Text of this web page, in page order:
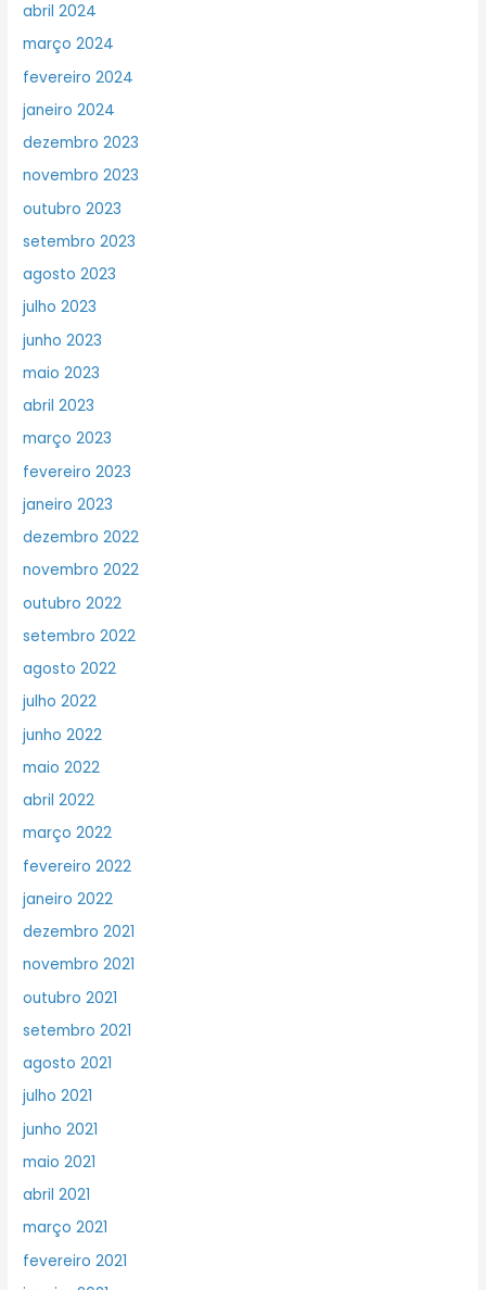
abril 2024
março 2024
fevereiro 2024
janeiro 2024
dezembro 2023
novembro 2023
outubro 2023
setembro 2023
agosto 2023
julho 2023
junho 2023
maio 2023
abril 2023
março 2023
fevereiro 2023
janeiro 2023
dezembro 2022
novembro 2022
outubro 2022
setembro 2022
agosto 2022
julho 2022
junho 2022
maio 2022
abril 2022
março 2022
fevereiro 2022
janeiro 2022
dezembro 2021
novembro 2021
outubro 2021
setembro 2021
agosto 2021
julho 2021
junho 2021
maio 2021
abril 2021
março 2021
fevereiro 2021